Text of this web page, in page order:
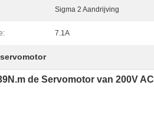
Sigma 2 Aandrijving
7.1A
de Servomotor van 200V AC